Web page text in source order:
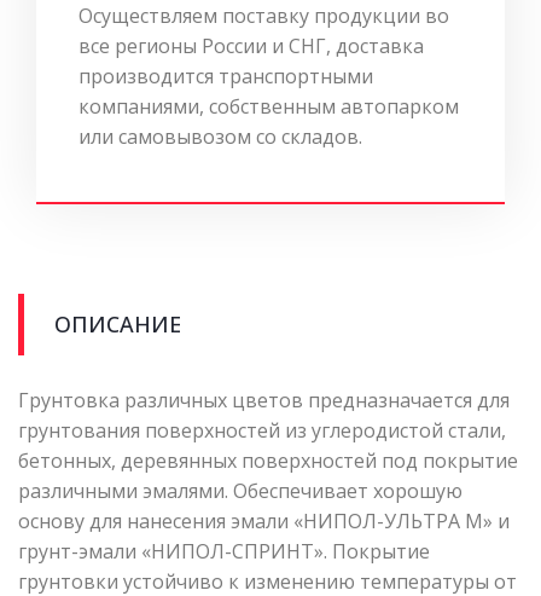
Осуществляем поставку продукции во
все регионы России и СНГ, доставка
производится транспортными
компаниями, собственным автопарком
или самовывозом со складов.
ОПИСАНИЕ
Грунтовка различных цветов предназначается для
грунтования поверхностей из углеродистой стали,
бетонных, деревянных поверхностей под покрытие
различными эмалями. Обеспечивает хорошую
основу для нанесения эмали «НИПОЛ-УЛЬТРА М» и
грунт-эмали «НИПОЛ-СПРИНТ». Покрытие
грунтовки устойчиво к изменению температуры от